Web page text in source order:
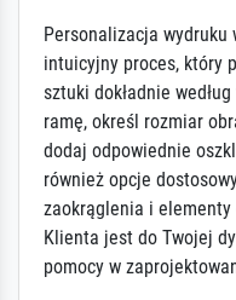
Personalizacja
intuicyjny proces, który
sztuki dokładnie
ramę, określ rozmiar
dodaj odpowiednie
również opcje
zaokrąglenia i elementy
Klienta jest do Twojej
pomocy w